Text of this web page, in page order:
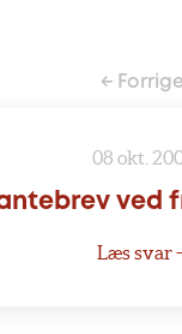
←
08 okt.
ved
Læs svar